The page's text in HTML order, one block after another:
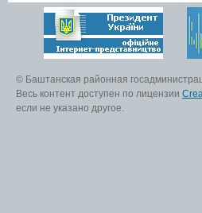
© Баштанская районная
Весь контент доступен по лицензии
если не указано другое.